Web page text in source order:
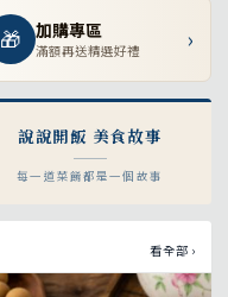
🎁 加購專區
滿額再送精選好禮 ›
說說開飯 美食故事
每一道菜餚都是一個故事
看全部 ›